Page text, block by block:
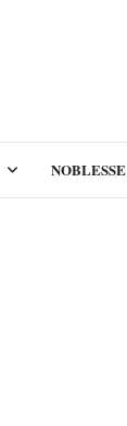
NOBLESSE